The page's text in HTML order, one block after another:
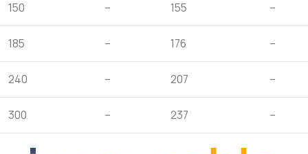
150 – 155 –
185 – 176 –
240 – 207 –
300 – 237 –